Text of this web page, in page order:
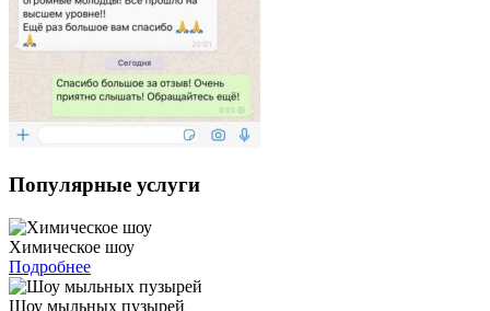
Популярные услуги
Химическое шоу
Подробнее
Шоу мыльных пузырей